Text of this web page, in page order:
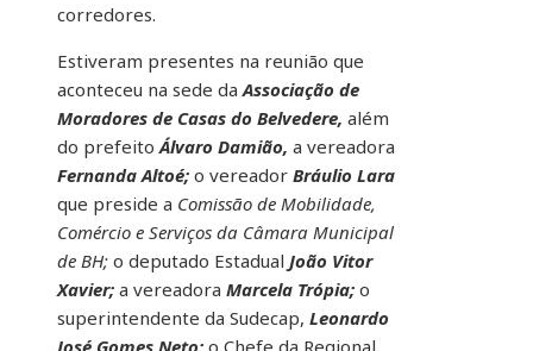
corredores.
Estiveram presentes na reunião que
aconteceu na sede daAssociação de
Moradores de Casas do Belvedere, além
do prefeitoÁlvaro Damião, a vereadora
Fernanda Altoé; o vereador Bráulio Lara
que preside a Comissão de Mobilidade,
Comércio e Serviços da Câmara Municipal
de BH; o deputado Estadual João Vitor
Xavier; a vereadora Marcela Trópia; o
superintendente da Sudecap, Leonardo